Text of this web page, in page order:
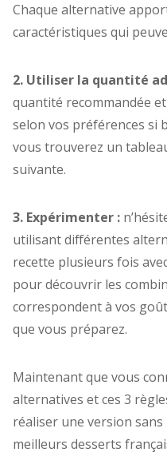
Chaque alternative
caractéristiques qui
2. Utiliser la quantité
quantité recommandée
selon vos préférences si
vous trouverez un
suivante.
3. Expérimenter :
utilisant différentes
recette plusieurs fois
pour découvrir les
correspondent à vos
que vous préparez.
Maintenant que vous
alternatives et ces 3
réaliser une version
meilleurs desserts